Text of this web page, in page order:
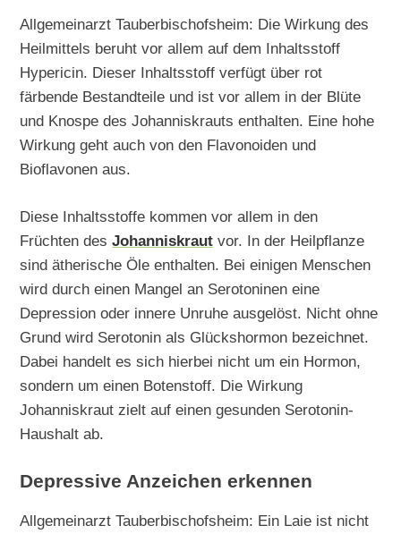
Allgemeinarzt Tauberbischofsheim: Die Wirkung des
Heilmittels beruht vor allem auf dem Inhaltsstoff
Hypericin. Dieser Inhaltsstoff verfügt über rot
färbende Bestandteile und ist vor allem in der Blüte
und Knospe des Johanniskrauts enthalten. Eine hohe
Wirkung geht auch von den Flavonoiden und
Bioflavonen aus.
Diese Inhaltsstoffe kommen vor allem in den
Früchten desJohanniskraut vor. In der Heilpflanze
sind ätherische Öle enthalten. Bei einigen Menschen
wird durch einen Mangel an Serotoninen eine
Depression oder innere Unruhe ausgelöst. Nicht ohne
Grund wird Serotonin als Glückshormon bezeichnet.
Dabei handelt es sich hierbei nicht um ein Hormon,
sondern um einen Botenstoff. Die Wirkung
Johanniskraut zielt auf einen gesunden Serotonin-
Haushalt ab.
Depressive Anzeichen erkennen
Allgemeinarzt Tauberbischofsheim: Ein Laie ist nicht